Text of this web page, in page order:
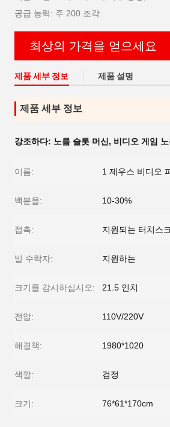
공급 능력: 주 200 조각
최상의 가격을 얻으세요
제품 세부 정보 제품 설명
제품 세부 정보
강조하다: 노름 슬롯 머신 , 비디오 게임 노
이름: 1 제우스 비디오
백분율: 10-30%
접촉: 지원되는 터치스
빌 수락자: 지원하는
크기를 감시하십시오: 21.5 인치
전압: 110V/220V
해결책: 1980*1020
색깔: 검정
크기: 76*61*170cm